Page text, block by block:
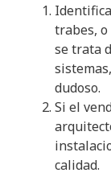
trabes, o
se trata
dudoso.
Si el
calidad.